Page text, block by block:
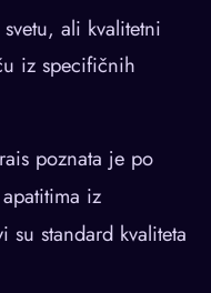
ali kvalitetni
iz specifičnih
poznata je po
iz
su standard kvaliteta